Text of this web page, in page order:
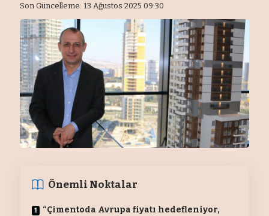
Son Güncelleme: 13 Ağustos 2025 09:30
Önemli Noktalar
“Çimentoda Avrupa fiyatı hedefleniyor,